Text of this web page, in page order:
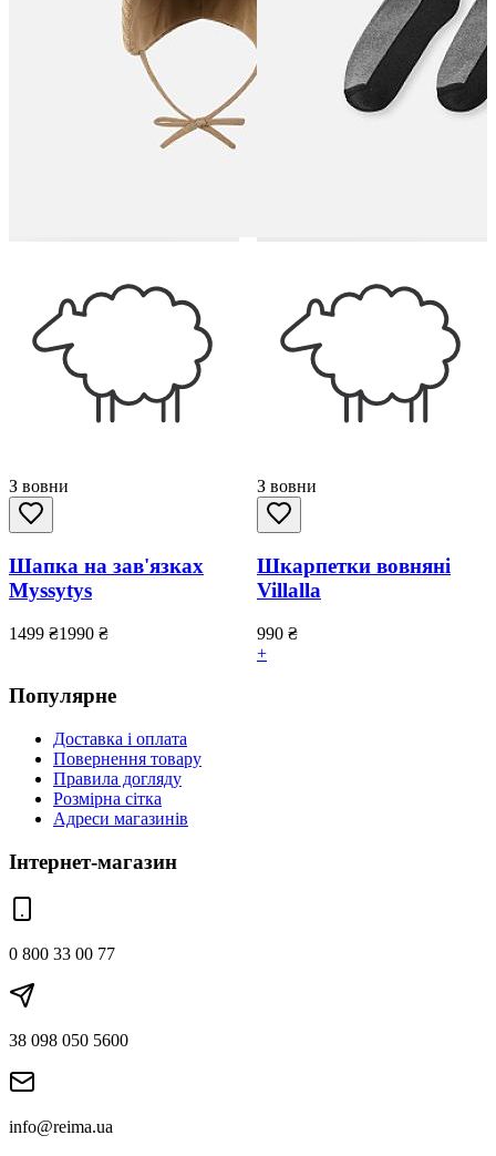
З вовни
Шапка на зав'язках
Myssytys
1499 ₴1990 ₴
З вовни
Шкарпетки вовняні
Villalla
990 ₴
+
Популярне
Доставка і оплата
Повернення товару
Правила догляду
Розмірна сітка
Адреси магазинів
Інтернет-магазин
0 800 33 00 77
38 098 050 5600
info@reima.ua